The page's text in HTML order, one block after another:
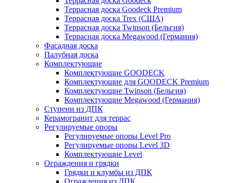
Террасная доска Goodeck Premium
Террасная доска Trex (США)
Террасная доска Twinson (Бельгия)
Террасная доска Megawood (Германия)
Фасадная доска
Палубная доска
Комплектующие
Комплектующие GOODECK
Комплектующие для GOODECK Premium
Комплектующие Twinson (Бельгия)
Комплектующие Megawood (Германия)
Ступени из ДПК
Керамогранит для террас
Регулируемые опоры
Регулируемые опоры Level Pro
Регулируемые опоры Level 3D
Комплектующие Level
Ограждения и грядки
Грядки и клумбы из ДПК
Ограждения из ДПК